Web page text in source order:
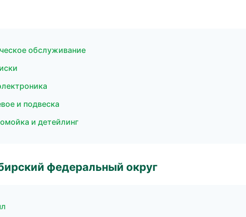
обслуживание
и подвеска
и детейлинг
федеральный округ